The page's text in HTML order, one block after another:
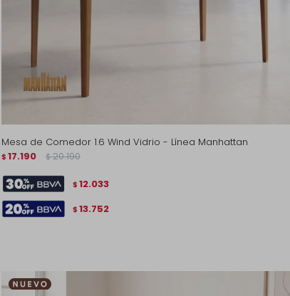
Mesa de Comedor 1.6 Wind Vidrio - Línea Manhattan
$ 17.190 $ 20.190
$ 12.033
$ 13.752